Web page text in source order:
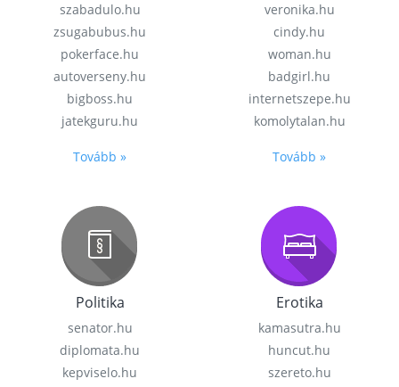
szabadulo.hu
zsugabubus.hu
pokerface.hu
autoverseny.hu
bigboss.hu
jatekguru.hu
Tovább »
veronika.hu
cindy.hu
woman.hu
badgirl.hu
internetszepe.hu
komolytalan.hu
Tovább »
Politika
senator.hu
diplomata.hu
kepviselo.hu
Erotika
kamasutra.hu
huncut.hu
szereto.hu